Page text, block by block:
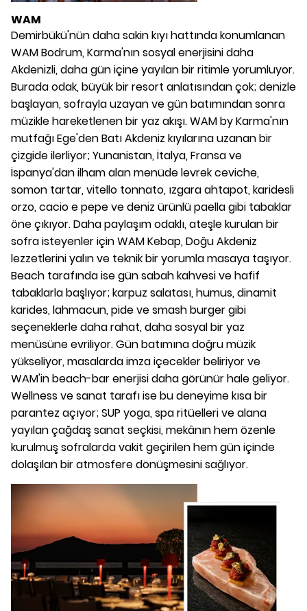
WAM
Demirbükü'nün daha sakin kıyı hattında konumlanan
WAM Bodrum, Karma'nın sosyal enerjisini daha
Akdenizli, daha gün içine yayılan bir ritimle yorumluyor.
Burada odak, büyük bir resort anlatısından çok; denizle
başlayan, sofrayla uzayan ve gün batımından sonra
müzikle hareketlenen bir yaz akışı. WAM by Karma'nın
mutfağı Ege'den Batı Akdeniz kıyılarına uzanan bir
çizgide ilerliyor; Yunanistan, İtalya, Fransa ve
İspanya'dan ilham alan menüde levrek ceviche,
somon tartar, vitello tonnato, ızgara ahtapot, karidesli
orzo, cacio e pepe ve deniz ürünlü paella gibi tabaklar
öne çıkıyor. Daha paylaşım odaklı, ateşle kurulan bir
sofra isteyenler için WAM Kebap, Doğu Akdeniz
lezzetlerini yalın ve teknik bir yorumla masaya taşıyor.
Beach tarafında ise gün sabah kahvesi ve hafif
tabaklarla başlıyor; karpuz salatası, humus, dinamit
karides, lahmacun, pide ve smash burger gibi
seçeneklerle daha rahat, daha sosyal bir yaz
menüsüne evriliyor. Gün batımına doğru müzik
yükseliyor, masalarda imza içecekler beliriyor ve
WAM'in beach-bar enerjisi daha görünür hale geliyor.
Wellness ve sanat tarafı ise bu deneyime kısa bir
parantez açıyor; SUP yoga, spa ritüelleri ve alana
yayılan çağdaş sanat seçkisi, mekânın hem özenle
kurulmuş sofralarda vakit geçirilen hem gün içinde
dolaşılan bir atmosfere dönüşmesini sağlıyor.